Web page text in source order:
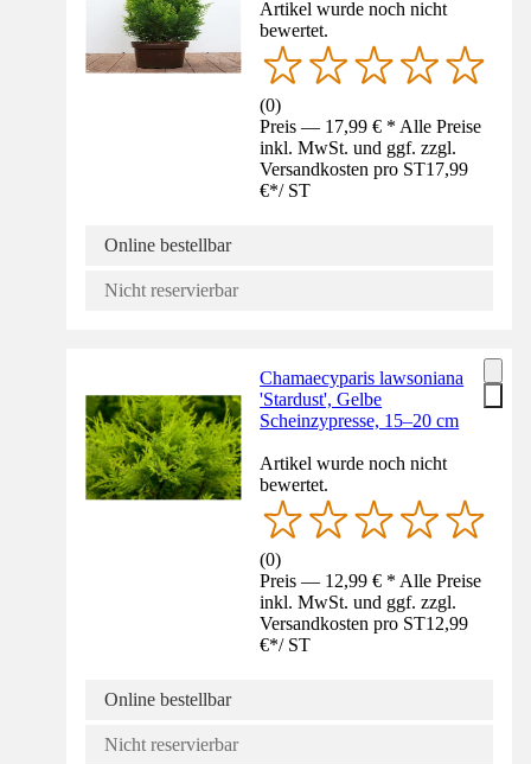
Artikel wurde noch nicht
bewertet.
(0)
Preis — 17,99 € * Alle Preise
inkl. MwSt. und ggf. zzgl.
Versandkosten pro ST17,99
€*/ ST
Online bestellbar
Nicht reservierbar
Chamaecyparis lawsoniana
'Stardust', Gelbe
Scheinzypresse, 15–20 cm
Artikel wurde noch nicht
bewertet.
(0)
Preis — 12,99 € * Alle Preise
inkl. MwSt. und ggf. zzgl.
Versandkosten pro ST12,99
€*/ ST
Online bestellbar
Nicht reservierbar